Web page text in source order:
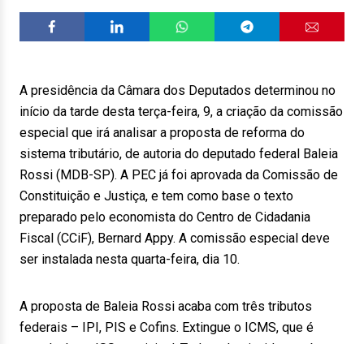
A presidência da Câmara dos Deputados determinou no
início da tarde desta terça-feira, 9, a criação da comissão
especial que irá analisar a proposta de reforma do
sistema tributário, de autoria do deputado federal Baleia
Rossi (MDB-SP). A PEC já foi aprovada da Comissão de
Constituição e Justiça, e tem como base o texto
preparado pelo economista do Centro de Cidadania
Fiscal (CCiF), Bernard Appy. A comissão especial deve
ser instalada nesta quarta-feira, dia 10.
A proposta de Baleia Rossi acaba com três tributos
federais – IPI, PIS e Cofins. Extingue o ICMS, que é